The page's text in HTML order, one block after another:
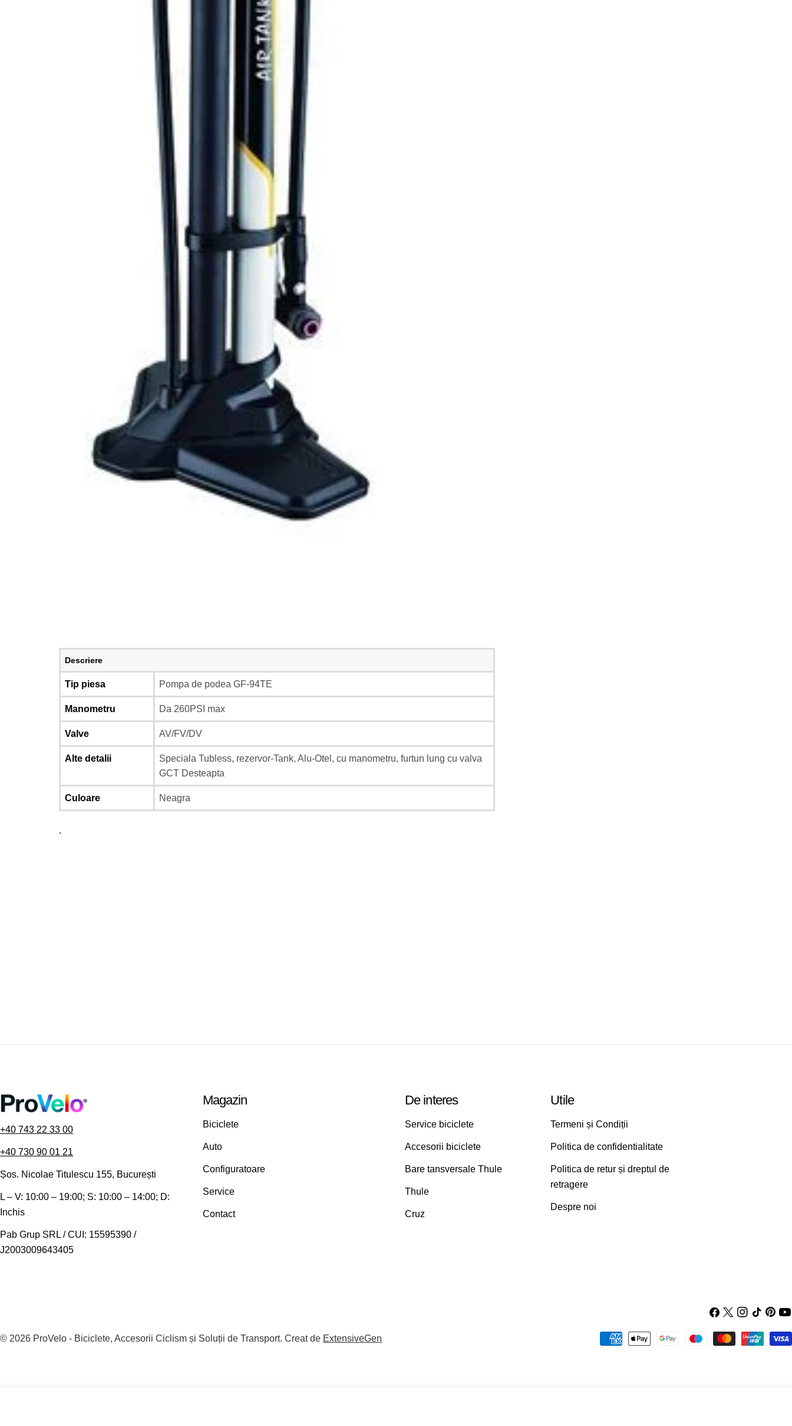
Descriere
Tip piesa Pompa de podea GF-94TE
Manometru Da 260PSI max
Valve AV/FV/DV
Alte detalii
Speciala Tubless, rezervor-Tank, Alu-Otel, cu manometru, furtun lung cu valva
GCT Desteapta
Culoare Neagra
.
+40 743 22 33 00
+40 730 90 01 21
Șos. Nicolae Titulescu 155, București
L – V: 10:00 – 19:00; S: 10:00 – 14:00; D:
Inchis
Pab Grup SRL / CUI: 15595390 /
J2003009643405
Magazin
Biciclete
Auto
Configuratoare
Service
Contact
De interes
Service biciclete
Accesorii biciclete
Bare tansversale Thule
Thule
Cruz
Utile
Termeni și Condiții
Politica de confidentialitate
Politica de retur și dreptul de
retragere
Despre noi
Facebook
X
Instagram
TIC-
© 2026 ProVelo - Biciclete, Accesorii Ciclism și Soluții de Transport. Creat de ExtensiveGen
Metode